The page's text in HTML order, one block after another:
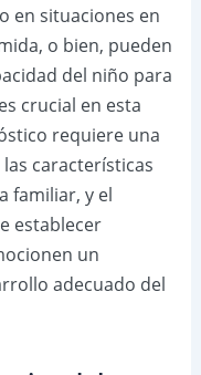
en situaciones en
o bien, pueden
del niño para
crucial en esta
requiere una
características
familiar, y el
establecer
un
adecuado del